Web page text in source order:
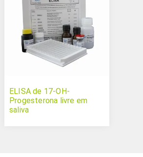
ELISA de 17-OH-
Progesterona livre em
saliva